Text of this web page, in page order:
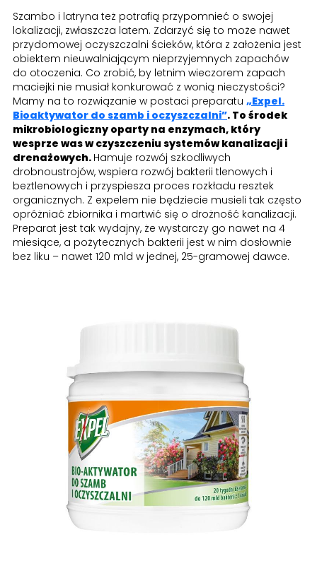
Szambo i latryna też potrafią przypomnieć o swojej
lokalizacji, zwłaszcza latem. Zdarzyć się to może nawet
przydomowej oczyszczalni ścieków, która z założenia jest
obiektem nieuwalniającym nieprzyjemnych zapachów
do otoczenia. Co zrobić, by letnim wieczorem zapach
maciejki nie musiał konkurować z wonią nieczystości?
Mamy na to rozwiązanie w postaci preparatu „Expel.
Bioaktywator do szamb i oczyszczalni”. To środek
mikrobiologiczny oparty na enzymach, który
wesprze was w czyszczeniu systemów kanalizacji i
drenażowych. Hamuje rozwój szkodliwych
drobnoustrojów, wspiera rozwój bakterii tlenowych i
beztlenowych i przyspiesza proces rozkładu resztek
organicznych. Z expelem nie będziecie musieli tak często
opróżniać zbiornika i martwić się o drożność kanalizacji.
Preparat jest tak wydajny, że wystarczy go nawet na 4
miesiące, a pożytecznych bakterii jest w nim dosłownie
bez liku – nawet 120 mld w jednej, 25-gramowej dawce.